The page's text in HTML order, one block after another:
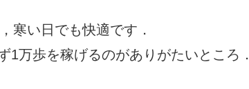
寒い日でも快適です．
1万歩を稼げるのがありがたいところ．